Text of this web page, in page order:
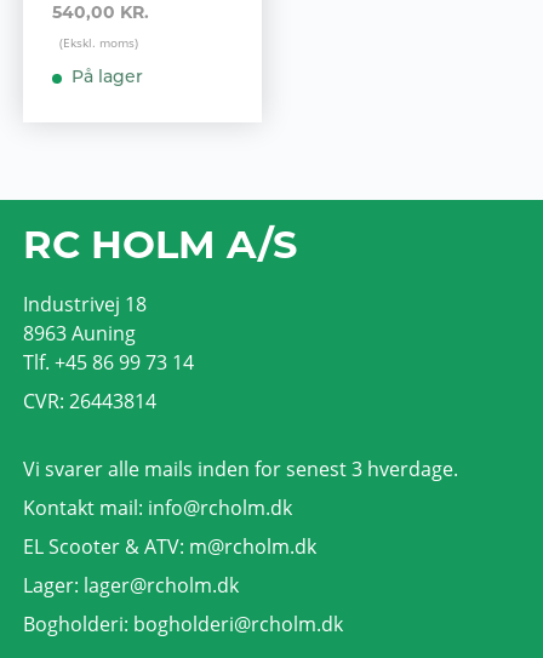
540,00 KR.
På lager
RC HOLM A/S
Industrivej 18
8963 Auning
Tlf. +45 86 99 73 14
CVR: 26443814
Vi svarer alle mails inden for senest 3 hverdage.
Kontakt mail: info@rcholm.dk
EL Scooter & ATV: m@rcholm.dk
Lager: lager@rcholm.dk
Bogholderi: bogholderi@rcholm.dk